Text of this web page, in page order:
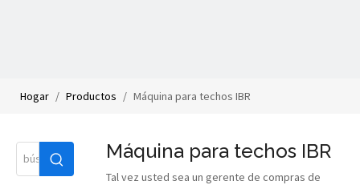
Hogar / Productos / Máquina para techos IBR
Máquina para techos IBR
Tal vez usted sea un gerente de compras de